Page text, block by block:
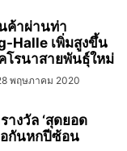
ค้าผ่านท่า
Halle เพิ่มสูงขึ้น
โรนาสายพันธุ์ใหม่
พฤษภาคม 2020
างวัล ‘สุดยอด
อกันหกปีซ้อน